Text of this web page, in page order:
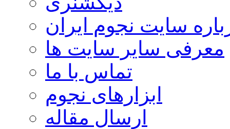
سایت نجوم ایران
معرفی سایر سایت ها
تماس با ما
ابزارهای نجوم
ارسال مقاله